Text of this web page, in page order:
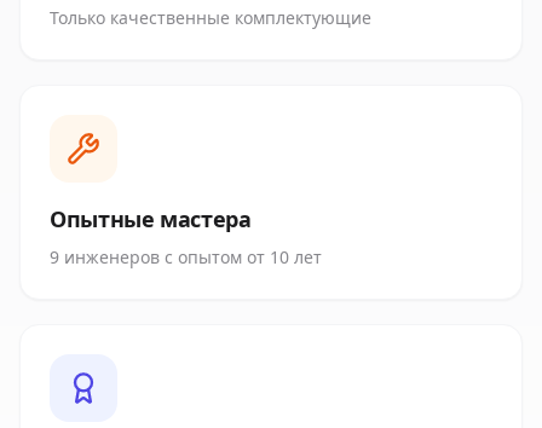
Только качественные комплектующие
Опытные мастера
9 инженеров с опытом от 10 лет